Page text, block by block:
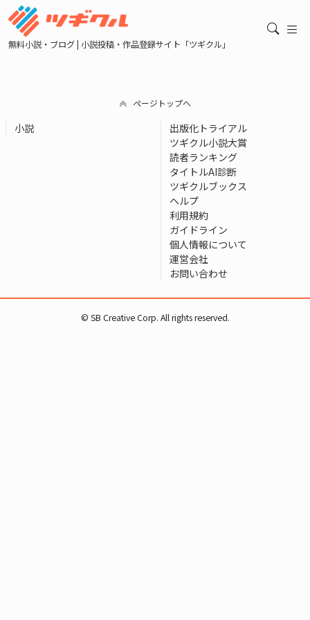
無料小説・ブログ | 小説投稿・作品登録サイト「ツギクル」
ページトップへ
小説
出版化トライアル
ツギクル小説大賞
読者ランキング
タイトルAI診断
ツギクルブックス
ヘルプ
利用規約
ガイドライン
個人情報について
運営会社
お問い合わせ
© SB Creative Corp. All rights reserved.